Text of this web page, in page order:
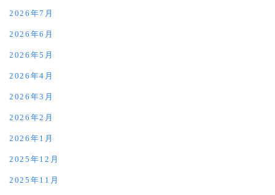
2026年7月
2026年6月
2026年5月
2026年4月
2026年3月
2026年2月
2026年1月
2025年12月
2025年11月